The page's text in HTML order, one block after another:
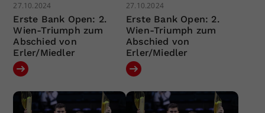
27.10.2024
Erste Bank Open: 2.
Wien-Triumph zum
Abschied von
Erler/Miedler
27.10.2024
Erste Bank Open: 2.
Wien-Triumph zum
Abschied von
Erler/Miedler